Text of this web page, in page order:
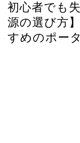
初心者でも
源の選び方
すめのポー